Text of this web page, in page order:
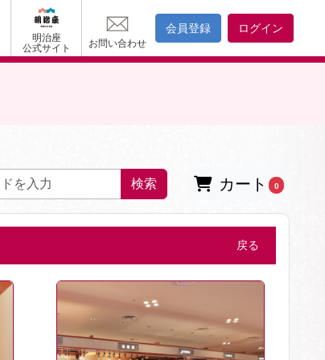
明治座
公式サイト
お問い合わせ
会員登録 ログイン
検索 カート 0
戻る